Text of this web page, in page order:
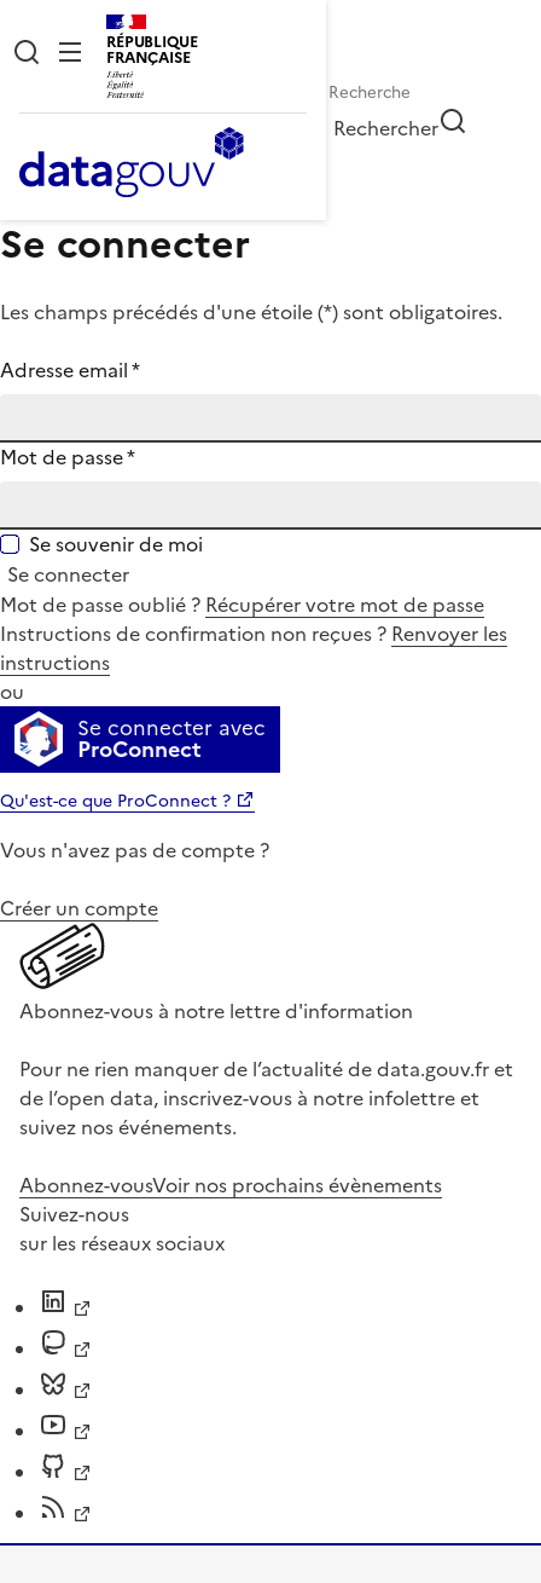
RÉPUBLIQUE
FRANÇAISE
Rechercher
Se connecter
Les champs précédés d'une étoile (*) sont obligatoires.
Adresse email*
Mot de passe*
Se souvenir de moi
Se connecter
Mot de passe oublié ? Récupérer votre mot de passe
Instructions de confirmation non reçues ? Renvoyer les
instructions
ou
Se connecter avec
ProConnect
Qu'est-ce que ProConnect ?
Vous n'avez pas de compte ?
Créer un compte
Abonnez-vous à notre lettre d'information
Pour ne rien manquer de l’actualité de data.gouv.fr et
de l’open data, inscrivez-vous à notre infolettre et
suivez nos événements.
Abonnez-vousVoir nos prochains évènements
Suivez-nous
sur les réseaux sociaux